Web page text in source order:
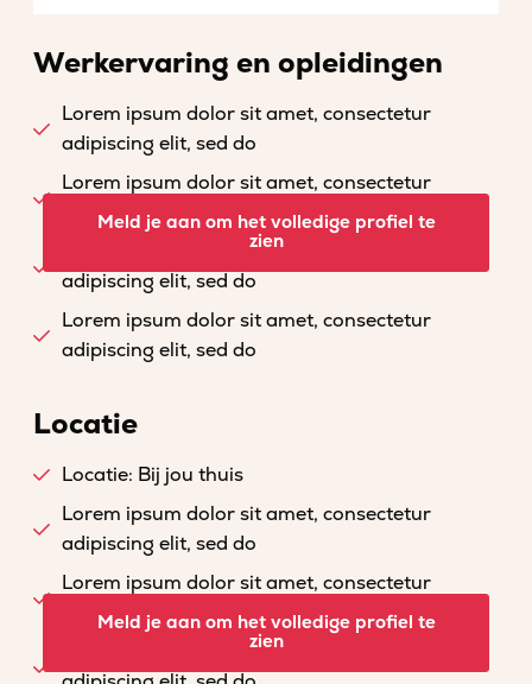
Werkervaring en opleidingen
Lorem ipsum dolor sit amet, consectetur
adipiscing elit, sed do
Lorem ipsum dolor sit amet, consectetur
adipiscing elit, sed do
Lorem ipsum dolor sit amet, consectetur
adipiscing elit, sed do
Lorem ipsum dolor sit amet, consectetur
adipiscing elit, sed do
Meld je aan om het volledige profiel te
zien
Locatie
Locatie: Bij jou thuis
Lorem ipsum dolor sit amet, consectetur
adipiscing elit, sed do
Lorem ipsum dolor sit amet, consectetur
adipiscing elit, sed do
Lorem ipsum dolor sit amet, consectetur
Meld je aan om het volledige profiel te
zien